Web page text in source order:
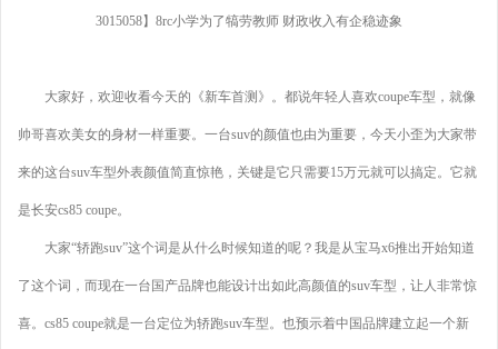
3015058】8rc小学为了犒劳教师 财政收入有企稳迹象
大家好，欢迎收看今天的《新车首测》。都说年轻人喜欢coupe车型，就像
帅哥喜欢美女的身材一样重要。一台suv的颜值也由为重要，今天小歪为大家带
来的这台suv车型外表颜值简直惊艳，关键是它只需要15万元就可以搞定。它就
是长安cs85 coupe。
大家“轿跑suv”这个词是从什么时候知道的呢？我是从宝马x6推出开始知道
了这个词，而现在一台国产品牌也能设计出如此高颜值的suv车型，让人非常惊
喜。cs85 coupe就是一台定位为轿跑suv车型。也预示着中国品牌建立起一个新